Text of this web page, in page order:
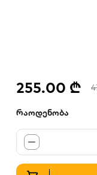
255.00 ₾
რაოდენობა